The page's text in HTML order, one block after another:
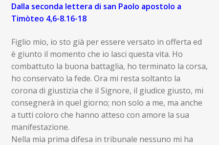
Dalla seconda lettera di san Paolo apostolo a
Timòteo 4,6-8.16-18
Figlio mio, io sto già per essere versato in offerta ed
è giunto il momento che io lasci questa vita. Ho
combattuto la buona battaglia, ho terminato la corsa,
ho conservato la fede. Ora mi resta soltanto la
corona di giustizia che il Signore, il giudice giusto, mi
consegnerà in quel giorno; non solo a me, ma anche
a tutti coloro che hanno atteso con amore la sua
manifestazione.
Nella mia prima difesa in tribunale nessuno mi ha